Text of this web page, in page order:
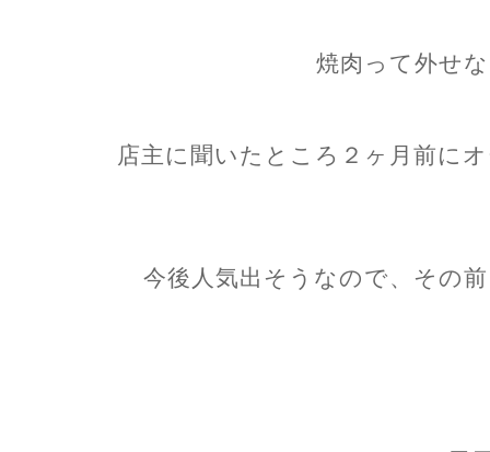
焼肉って外せ
店主に聞いたところ２ヶ月前に
今後人気出そうなので、その